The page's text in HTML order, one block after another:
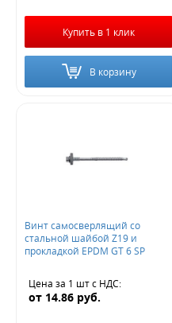
Купить в 1 клик
В корзину
Винт самосверлящий со
стальной шайбой Z19 и
прокладкой EPDM GT 6 SP
Цена за 1 штс НДС:
от 14.86 руб.